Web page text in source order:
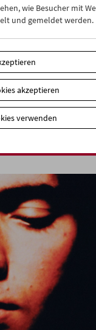
und Pablo Marín
wie Besucher mit
und gemeldet werden.
akzeptieren
verwenden